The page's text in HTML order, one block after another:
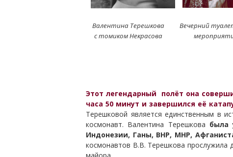
Валентина Терешкова
с томиком Некрасова
Вечерний
Этот легендарный полёт она
часа 50 минут и завершился её
Терешковой является единственным в
космонавт. Валентина Терешкова была
Индонезии, Ганы, ВНР, МНР,
космонавтов В.В. Терешкова прослужила